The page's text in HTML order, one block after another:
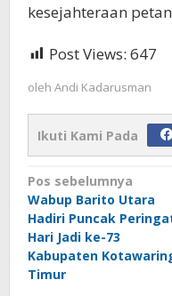
kesejahteraan
Post Views: 647
oleh Andi Kadarusman
Ikuti Kami Pada
Navigasi
pos
Pos sebelumnya
Wabup Barito Utara
Hadiri Puncak
Hari Jadi ke-73
Kabupaten
Timur